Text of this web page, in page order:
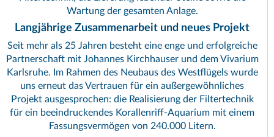
Wartung der gesamten Anlage.
Langjährige Zusammenarbeit und neues Projekt
Seit mehr als 25 Jahren besteht eine enge und erfolgreiche
Partnerschaft mit Johannes Kirchhauser und dem Vivarium
Karlsruhe. Im Rahmen des Neubaus des Westflügels wurde
uns erneut das Vertrauen für ein außergewöhnliches
Projekt ausgesprochen: die Realisierung der Filtertechnik
für ein beeindruckendes Korallenriff-Aquarium mit einem
Fassungsvermögen von 240.000 Litern.